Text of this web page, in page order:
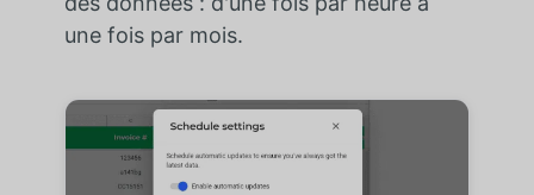
une fois par mois.